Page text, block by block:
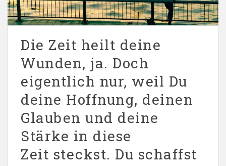
Die Zeit heilt deine
Wunden, ja. Doch
eigentlich nur, weil Du
deine Hoffnung, deinen
Glauben und deine
Stärke in diese
Zeit steckst. Du schaffst